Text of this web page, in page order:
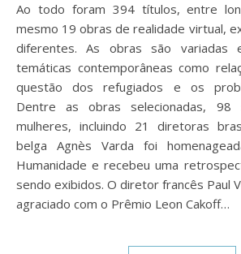
Ao todo foram 394 títulos, entre
mesmo 19 obras de realidade virtual,
diferentes. As obras são variadas
temáticas contemporâneas como
questão dos refugiados e os
Dentre as obras selecionadas, 98
mulheres, incluindo 21 diretoras
belga Agnès Varda foi
Humanidade e recebeu uma
sendo exibidos. O diretor francês Paul
agraciado com o Prêmio Leon Cakoff…